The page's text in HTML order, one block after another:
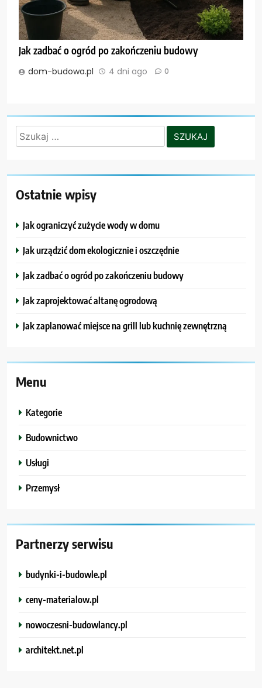
Jak zadbać o ogród po zakończeniu budowy
dom-budowa.pl 4 dni ago 0
Szukaj:
Ostatnie wpisy
Jak ograniczyć zużycie wody w domu
Jak urządzić dom ekologicznie i oszczędnie
Jak zadbać o ogród po zakończeniu budowy
Jak zaprojektować altanę ogrodową
Jak zaplanować miejsce na grill lub kuchnię zewnętrzną
Menu
Kategorie
Budownictwo
Usługi
Przemysł
Partnerzy serwisu
budynki-i-budowle.pl
ceny-materialow.pl
nowoczesni-budowlancy.pl
architekt.net.pl